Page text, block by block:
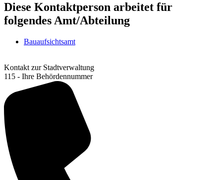
Diese Kontaktperson arbeitet für
folgendes Amt/Abteilung
Bauaufsichtsamt
Kontakt zur Stadtverwaltung
115 - Ihre Behördennummer